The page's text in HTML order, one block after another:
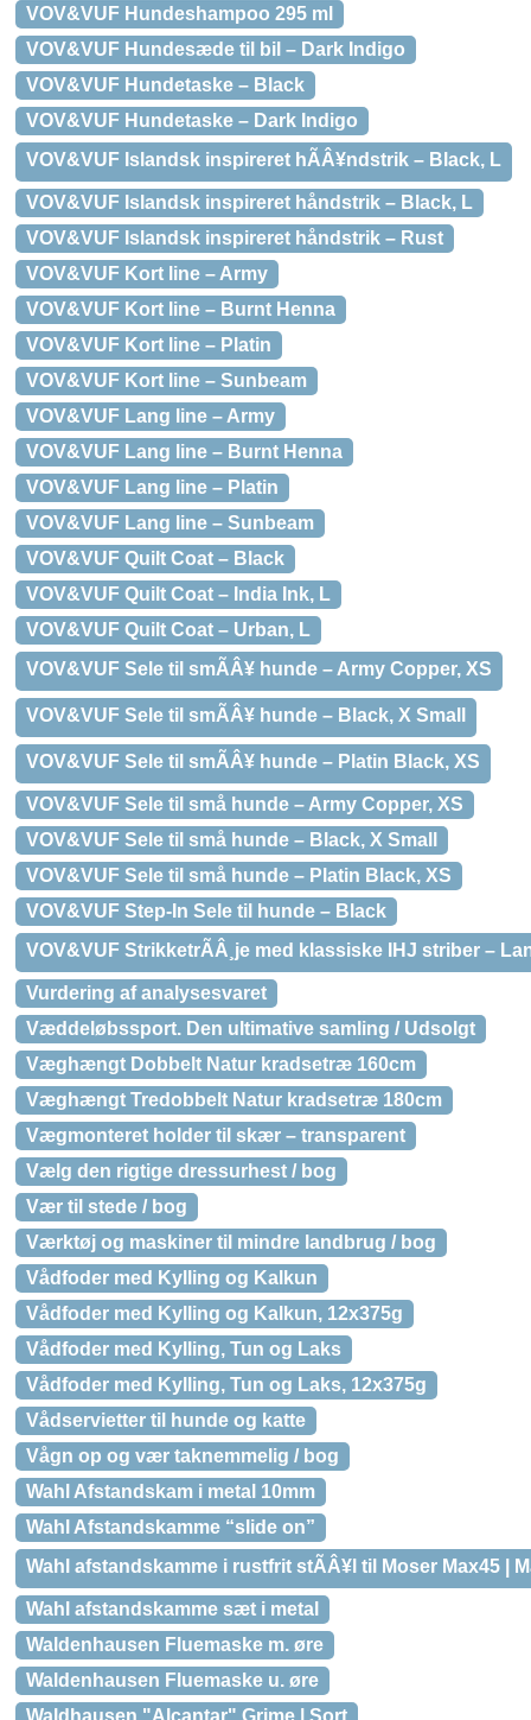
VOV&VUF Hundeshampoo 295 ml
VOV&VUF Hundesæde til bil – Dark Indigo
VOV&VUF Hundetaske – Black
VOV&VUF Hundetaske – Dark Indigo
VOV&VUF Islandsk inspireret hÃÂ¥ndstrik – Black, L
VOV&VUF Islandsk inspireret håndstrik – Black, L
VOV&VUF Islandsk inspireret håndstrik – Rust
VOV&VUF Kort line – Army
VOV&VUF Kort line – Burnt Henna
VOV&VUF Kort line – Platin
VOV&VUF Kort line – Sunbeam
VOV&VUF Lang line – Army
VOV&VUF Lang line – Burnt Henna
VOV&VUF Lang line – Platin
VOV&VUF Lang line – Sunbeam
VOV&VUF Quilt Coat – Black
VOV&VUF Quilt Coat – India Ink, L
VOV&VUF Quilt Coat – Urban, L
VOV&VUF Sele til smÃÂ¥ hunde – Army Copper, XS
VOV&VUF Sele til smÃÂ¥ hunde – Black, X Small
VOV&VUF Sele til smÃÂ¥ hunde – Platin Black, XS
VOV&VUF Sele til små hunde – Army Copper, XS
VOV&VUF Sele til små hunde – Black, X Small
VOV&VUF Sele til små hunde – Platin Black, XS
VOV&VUF Step-In Sele til hunde – Black
VOV&VUF StrikketrÃÂ¸je med klassiske IHJ striber –
Vurdering af analysesvaret
Væddeløbssport. Den ultimative samling / Udsolgt
Væghængt Dobbelt Natur kradsetræ 160cm
Væghængt Tredobbelt Natur kradsetræ 180cm
Vægmonteret holder til skær – transparent
Vælg den rigtige dressurhest / bog
Vær til stede / bog
Værktøj og maskiner til mindre landbrug / bog
Vådfoder med Kylling og Kalkun
Vådfoder med Kylling og Kalkun, 12x375g
Vådfoder med Kylling, Tun og Laks
Vådfoder med Kylling, Tun og Laks, 12x375g
Vådservietter til hunde og katte
Vågn op og vær taknemmelig / bog
Wahl Afstandskam i metal 10mm
Wahl Afstandskamme “slide on”
Wahl afstandskamme i rustfrit stÃÂ¥l til Moser Max45 |
Wahl afstandskamme sæt i metal
Waldenhausen Fluemaske m. øre
Waldenhausen Fluemaske u. øre
Waldhausen "Alcantar" Grime | Sort